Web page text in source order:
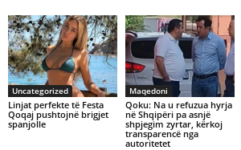
Uncategorized
Linjat perfekte të Festa
Qoqaj pushtojnë brigjet
spanjolle
Maqedoni
Qoku: Na u refuzua hyrja
në Shqipëri pa asnjë
shpjegim zyrtar, kërkoj
transparencë nga
autoritetet